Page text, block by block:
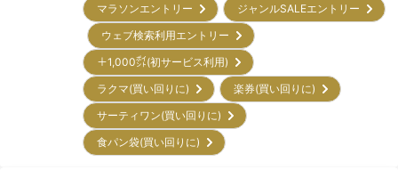
マラソンエントリー
ジャンルSALEエントリー
ウェブ検索利用エントリー
＋1,000㌽(初サービス利用)
ラクマ(買い回りに)
楽券(買い回りに)
サーティワン(買い回りに)
食パン袋(買い回りに)